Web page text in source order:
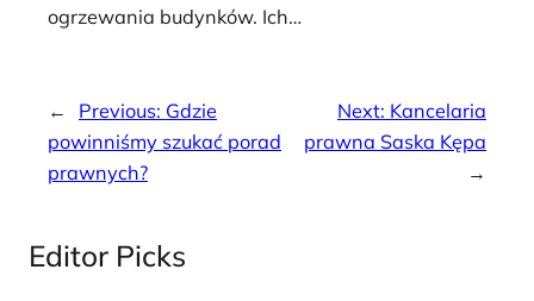
ogrzewania budynków. Ich…
← Previous: Gdzie
powinniśmy szukać porad
prawnych?
Next: Kancelaria
prawna Saska Kępa
→
Editor Picks